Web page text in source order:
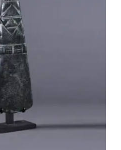
pierre gravée –
Equateur